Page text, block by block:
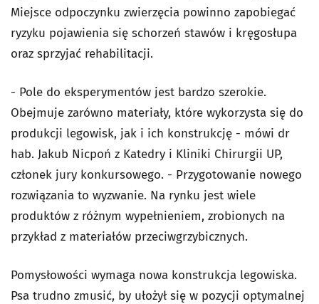
Miejsce odpoczynku zwierzęcia powinno zapobiegać
ryzyku pojawienia się schorzeń stawów i kręgosłupa
oraz sprzyjać rehabilitacji.
- Pole do eksperymentów jest bardzo szerokie.
Obejmuje zarówno materiały, które wykorzysta się do
produkcji legowisk, jak i ich konstrukcję - mówi dr
hab. Jakub Nicpoń z Katedry i Kliniki Chirurgii UP,
członek jury konkursowego. - Przygotowanie nowego
rozwiązania to wyzwanie. Na rynku jest wiele
produktów z różnym wypełnieniem, zrobionych na
przykład z materiałów przeciwgrzybicznych.
Pomysłowości wymaga nowa konstrukcja legowiska.
Psa trudno zmusić, by ułożył się w pozycji optymalnej